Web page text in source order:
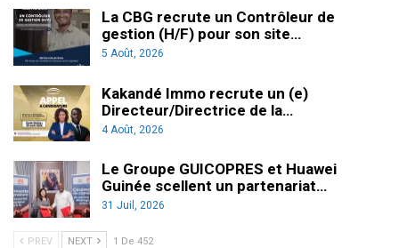
La CBG recrute un Contrôleur de
gestion (H/F) pour son site…
5 Août, 2026
Kakandé Immo recrute un (e)
Directeur/Directrice de la…
4 Août, 2026
Le Groupe GUICOPRES et Huawei
Guinée scellent un partenariat…
31 Juil, 2026
PREV NEXT 1 De 452